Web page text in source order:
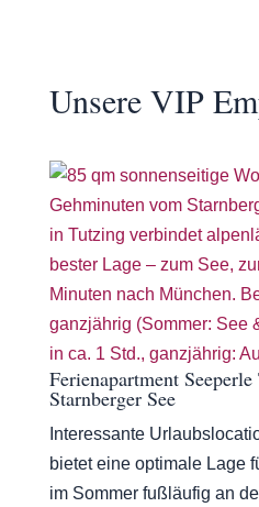
Unsere VIP
Ferienapartment
Starnberger See
Interessante
bietet eine optimale Lage
im Sommer fußläufig an